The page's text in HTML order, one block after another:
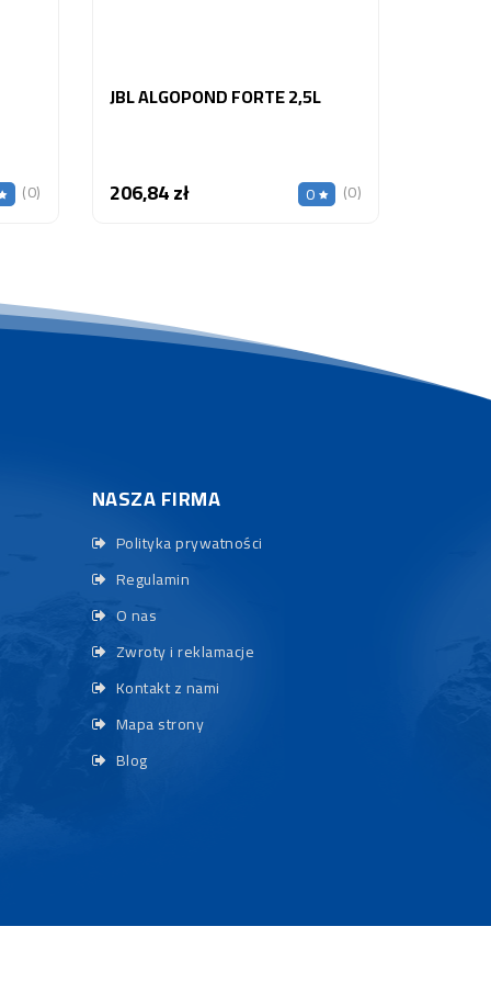
(0)
JBL ALGOPOND FORTE 2,5L
206,84 złCena 0 (0)
NASZA FIRMA
Polityka prywatności
Regulamin
O nas
Zwroty i reklamacje
Kontakt z nami
Mapa strony
Blog